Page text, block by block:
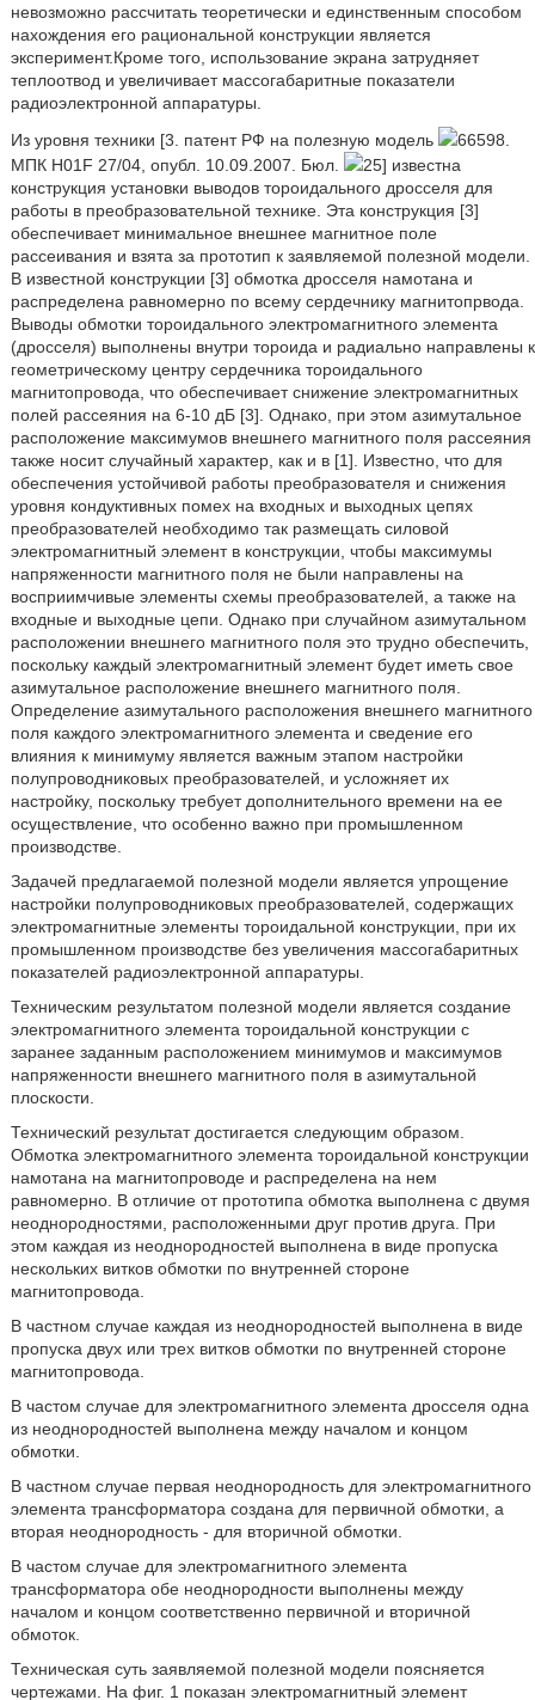
невозможно рассчитать теоретически и единственным способом
нахождения его рациональной конструкции является
эксперимент.Кроме того, использование экрана затрудняет
теплоотвод и увеличивает массогабаритные показатели
радиоэлектронной аппаратуры.
Из уровня техники [3. патент РФ на полезную модель
66598.
МПК H01F 27/04, опубл. 10.09.2007. Бюл.
25] известна
конструкция установки выводов тороидального дросселя для
работы в преобразовательной технике. Эта конструкция [3]
обеспечивает минимальное внешнее магнитное поле
рассеивания и взята за прототип к заявляемой полезной модели.
В известной конструкции [3] обмотка дросселя намотана и
распределена равномерно по всему сердечнику магнитопрвода.
Выводы обмотки тороидального электромагнитного элемента
(дросселя) выполнены внутри тороида и радиально направлены к
геометрическому центру сердечника тороидального
магнитопровода, что обеспечивает снижение электромагнитных
полей рассеяния на 6-10 дБ [3]. Однако, при этом азимутальное
расположение максимумов внешнего магнитного поля рассеяния
также носит случайный характер, как и в [1]. Известно, что для
обеспечения устойчивой работы преобразователя и снижения
уровня кондуктивных помех на входных и выходных цепях
преобразователей необходимо так размещать силовой
электромагнитный элемент в конструкции, чтобы максимумы
напряженности магнитного поля не были направлены на
восприимчивые элементы схемы преобразователей, а также на
входные и выходные цепи. Однако при случайном азимутальном
расположении внешнего магнитного поля это трудно обеспечить,
поскольку каждый электромагнитный элемент будет иметь свое
азимутальное расположение внешнего магнитного поля.
Определение азимутального расположения внешнего магнитного
поля каждого электромагнитного элемента и сведение его
влияния к минимуму является важным этапом настройки
полупроводниковых преобразователей, и усложняет их
настройку, поскольку требует дополнительного времени на ее
осуществление, что особенно важно при промышленном
производстве.
Задачей предлагаемой полезной модели является упрощение
настройки полупроводниковых преобразователей, содержащих
электромагнитные элементы тороидальной конструкции, при их
промышленном производстве без увеличения массогабаритных
показателей радиоэлектронной аппаратуры.
Техническим результатом полезной модели является создание
электромагнитного элемента тороидальной конструкции с
заранее заданным расположением минимумов и максимумов
напряженности внешнего магнитного поля в азимутальной
плоскости.
Технический результат достигается следующим образом.
Обмотка электромагнитного элемента тороидальной конструкции
намотана на магнитопроводе и распределена на нем
равномерно. В отличие от прототипа обмотка выполнена с двумя
неоднородностями, расположенными друг против друга. При
этом каждая из неоднородностей выполнена в виде пропуска
нескольких витков обмотки по внутренней стороне
магнитопровода.
В частном случае каждая из неоднородностей выполнена в виде
пропуска двух или трех витков обмотки по внутренней стороне
магнитопровода.
В частом случае для электромагнитного элемента дросселя одна
из неоднородностей выполнена между началом и концом
обмотки.
В частном случае первая неоднородность для электромагнитного
элемента трансформатора создана для первичной обмотки, а
вторая неоднородность - для вторичной обмотки.
В частом случае для электромагнитного элемента
трансформатора обе неоднородности выполнены между
началом и концом соответственно первичной и вторичной
обмоток.
Техническая суть заявляемой полезной модели поясняется
чертежами. На фиг. 1 показан электромагнитный элемент